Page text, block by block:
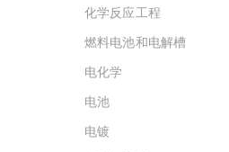
化学反应工程
燃料电池和电解槽
电化学
电池
电镀